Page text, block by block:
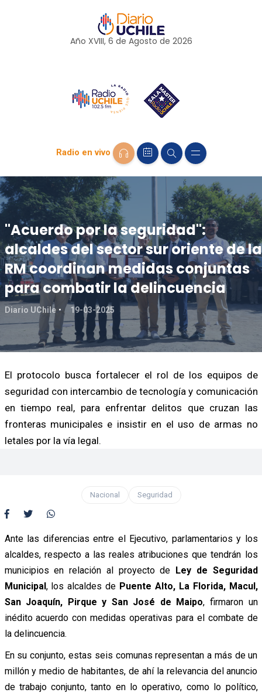
Año XVIII, 6 de Agosto de 2026
Radio en vivo
"Acuerdo por la seguridad":
alcaldes del sector sur oriente de la
RM coordinan medidas conjuntas
para combatir la delincuencia
Diario UChile 19-03-2025
El protocolo busca fortalecer el rol de los equipos de
seguridad con intercambio de tecnología y comunicación
en tiempo real, para enfrentar delitos que cruzan las
fronteras municipales e insistir en el uso de armas no
letales por la vía legal.
Nacional Seguridad
Ante las diferencias entre el Ejecutivo, parlamentarios y los
alcaldes, respecto a las reales atribuciones que tendrán los
municipios en relación al proyecto de Ley de Seguridad
Municipal, los alcaldes de Puente Alto, La Florida, Macul,
San Joaquín, Pirque y San José de Maipo, firmaron un
inédito acuerdo con medidas operativas para el combate de
la delincuencia.
En su conjunto, estas seis comunas representan a más de un
millón y medio de habitantes, de ahí la relevancia del anuncio
de trabajo conjunto, tanto en lo operativo, como lo político,